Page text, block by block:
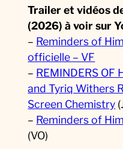
Trailer et vidéos
(2026) à voir sur
– Reminders of
officielle – VF
– REMINDERS OF
and Tyriq Withers
Screen Chemistry
– Reminders of
(VO)